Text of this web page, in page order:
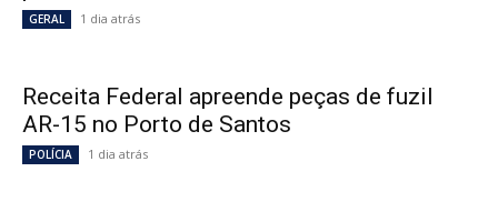
GERAL 1 dia atrás
Receita Federal apreende peças de fuzil
AR-15 no Porto de Santos
POLÍCIA 1 dia atrás